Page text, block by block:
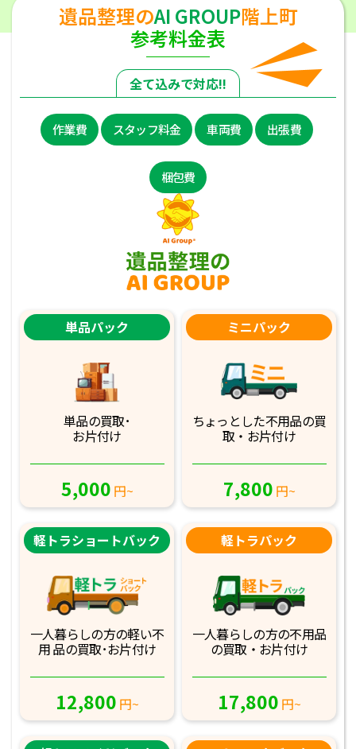
遺品整理のAI GROUP階上町
参考料金表
全て込みで対応!!
作業費 スタッフ料金 車両費 出張費
梱包費
単品パック
単品の買取･
お片付け
5,000 円~
ミニパック
ちょっとした不用品の買
取・お片付け
7,800 円~
軽トラショートバック
一人暮らしの方の軽い不
用 品の買取･お片付け
12,800 円~
軽トラパック
一人暮らしの方の不用品
の買取・お片付け
17,800 円~